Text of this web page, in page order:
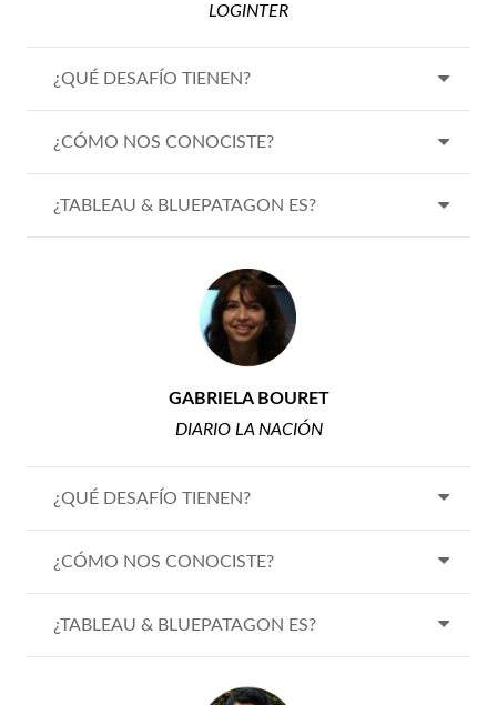
LOGINTER
¿QUÉ DESAFÍO TIENEN?
¿CÓMO NOS CONOCISTE?
¿TABLEAU & BLUEPATAGON ES?
GABRIELA BOURET
DIARIO LA NACIÓN
¿QUÉ DESAFÍO TIENEN?
¿CÓMO NOS CONOCISTE?
¿TABLEAU & BLUEPATAGON ES?